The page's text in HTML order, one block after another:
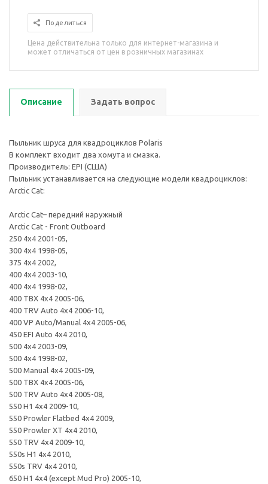
Поделиться
Цена действительна только для интернет-магазина и
может отличаться от цен в розничных магазинах
Описание Задать вопрос
Пыльник шруса для квадроциклов Polaris
В комплект входит два хомута и смазка.
Производитель: EPI (США)
Пыльник устанавливается на следующие модели квадроциклов:
Arctic Cat:
Arctic Cat– передний наружный
Arctic Cat - Front Outboard
250 4x4 2001-05,
300 4x4 1998-05,
375 4x4 2002,
400 4x4 2003-10,
400 4x4 1998-02,
400 TBX 4x4 2005-06,
400 TRV Auto 4x4 2006-10,
400 VP Auto/Manual 4x4 2005-06,
450 EFI Auto 4x4 2010,
500 4x4 2003-09,
500 4x4 1998-02,
500 Manual 4x4 2005-09,
500 TBX 4x4 2005-06,
500 TRV Auto 4x4 2005-08,
550 H1 4x4 2009-10,
550 Prowler Flatbed 4x4 2009,
550 Prowler XT 4x4 2010,
550 TRV 4x4 2009-10,
550s H1 4x4 2010,
550s TRV 4x4 2010,
650 H1 4x4 (except Mud Pro) 2005-10,